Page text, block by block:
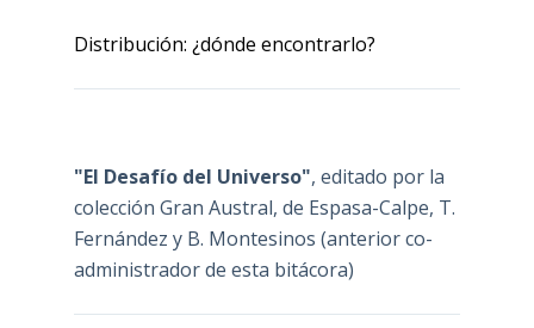
Distribución: ¿dónde encontrarlo?
"El Desafío del Universo", editado por la
colección Gran Austral, de Espasa-Calpe, T.
Fernández y B. Montesinos (anterior co-
administrador de esta bitácora)